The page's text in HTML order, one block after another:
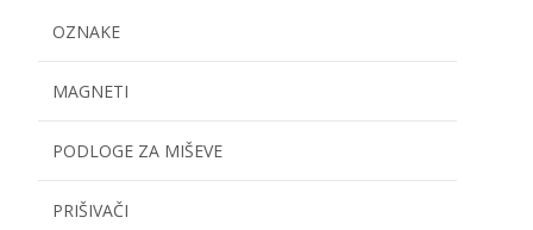
OZNAKE
MAGNETI
PODLOGE ZA MIŠEVE
PRIŠIVAČI